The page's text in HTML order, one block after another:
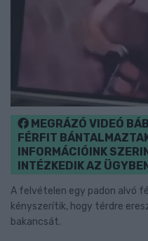
MEGRÁZÓ VIDEÓ
FÉRFIT
INFORMÁCIÓINK
INTÉZKEDIK AZ
A felvételen egy padon alvó
kényszerítik, hogy térdre
bakancsát.